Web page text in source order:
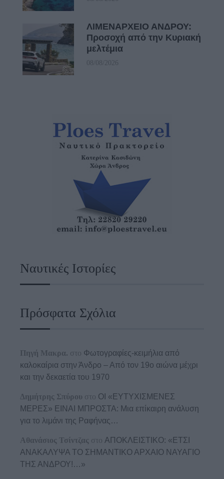
ΛΙΜΕΝΑΡΧΕΙΟ ΑΝΔΡΟΥ:
Προσοχή από την Κυριακή
μελτέμια
08/08/2026
Ναυτικές Ιστορίες
Πρόσφατα Σχόλια
Πηγή Μακρα. στο Φωτογραφίες-κειμήλια από
καλοκαίρια στην Άνδρο – Από τον 19ο αιώνα μέχρι
και την δεκαετία του 1970
Δημήτρης Σπύρου στο ΟΙ «ΕΥΤΥΧΙΣΜΕΝΕΣ
ΜΕΡΕΣ» ΕΙΝΑΙ ΜΠΡΟΣΤΑ: Μια επίκαιρη ανάλυση
για το λιμάνι της Ραφήνας…
Αθανάσιος Τσίντζας στο ΑΠΟΚΛΕΙΣΤΙΚΟ: «ΕΤΣΙ
ΑΝΑΚΑΛΥΨΑ ΤΟ ΣΗΜΑΝΤΙΚΟ ΑΡΧΑΙΟ ΝΑΥΑΓΙΟ
ΤΗΣ ΑΝΔΡΟΥ!…»